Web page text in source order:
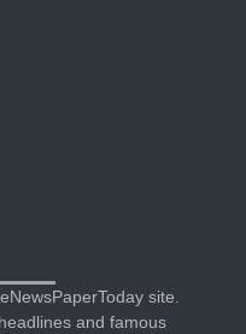
site.
and famous